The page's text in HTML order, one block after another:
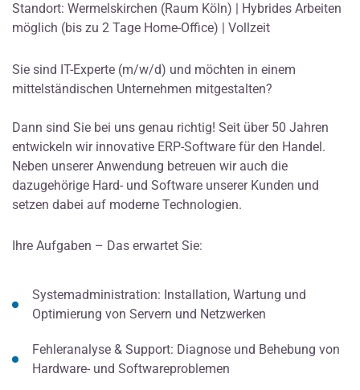
Standort: Wermelskirchen (Raum Köln) | Hybrides Arbeiten
möglich (bis zu 2 Tage Home-Office) | Vollzeit
Sie sind IT-Experte (m/w/d) und möchten in einem
mittelständischen Unternehmen mitgestalten?
Dann sind Sie bei uns genau richtig! Seit über 50 Jahren
entwickeln wir innovative ERP-Software für den Handel.
Neben unserer Anwendung betreuen wir auch die
dazugehörige Hard- und Software unserer Kunden und
setzen dabei auf moderne Technologien.
Ihre Aufgaben – Das erwartet Sie:
Systemadministration: Installation, Wartung und
Optimierung von Servern und Netzwerken
Fehleranalyse & Support: Diagnose und Behebung von
Hardware- und Softwareproblemen